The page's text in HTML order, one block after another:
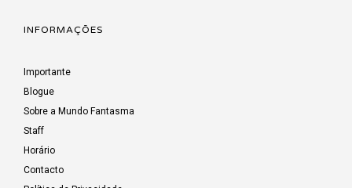
INFORMAÇÕES
Importante
Blogue
Sobre a Mundo Fantasma
Staff
Horário
Contacto